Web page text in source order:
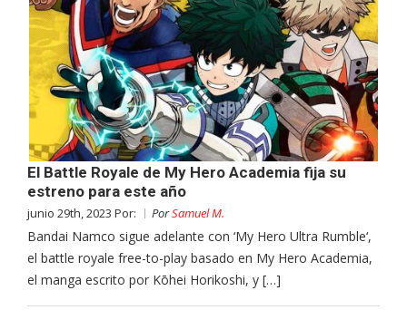
El Battle Royale de My Hero Academia fija su
estreno para este año
junio 29th, 2023 Por: PorSamuel M.
Bandai Namco sigue adelante con ‘My Hero Ultra Rumble‘,
el battle royale free-to-play basado en My Hero Academia,
el manga escrito por Kōhei Horikoshi, y […]